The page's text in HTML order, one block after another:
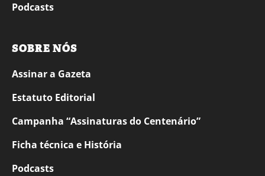
Podcasts
SOBRE NÓS
Assinar a Gazeta
Estatuto Editorial
Campanha “Assinaturas do Centenário”
Ficha técnica e História
Podcasts